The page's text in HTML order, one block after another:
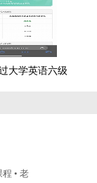
大学英语六级
• 老